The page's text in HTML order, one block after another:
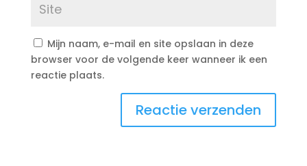
Mijn naam, e-mail en site opslaan in deze
browser voor de volgende keer wanneer ik een
reactie plaats.